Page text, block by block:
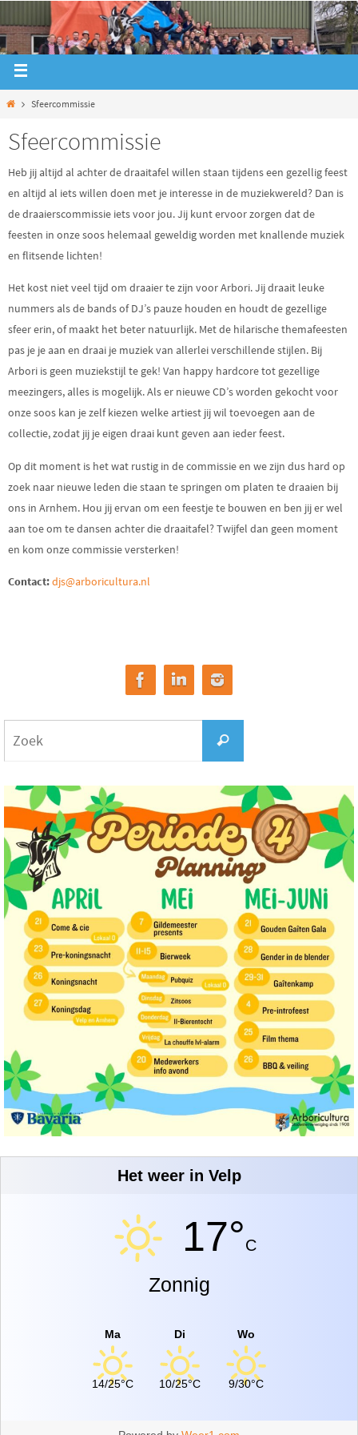
Sfeercommissie
Sfeercommissie
Heb jij altijd al achter de draaitafel willen staan tijdens een gezellig feest
en altijd al iets willen doen met je interesse in de muziekwereld? Dan is
de draaierscommissie iets voor jou. Jij kunt ervoor zorgen dat de
feesten in onze soos helemaal geweldig worden met knallende muziek
en flitsende lichten!
Het kost niet veel tijd om draaier te zijn voor Arbori. Jij draait leuke
nummers als de bands of DJ’s pauze houden en houdt de gezellige
sfeer erin, of maakt het beter natuurlijk. Met de hilarische themafeesten
pas je je aan en draai je muziek van allerlei verschillende stijlen. Bij
Arbori is geen muziekstijl te gek! Van happy hardcore tot gezellige
meezingers, alles is mogelijk. Als er nieuwe CD’s worden gekocht voor
onze soos kan je zelf kiezen welke artiest jij wil toevoegen aan de
collectie, zodat jij je eigen draai kunt geven aan ieder feest.
Op dit moment is het wat rustig in de commissie en we zijn dus hard op
zoek naar nieuwe leden die staan te springen om platen te draaien bij
ons in Arnhem. Hou jij ervan om een feestje te bouwen en ben jij er wel
aan toe om te dansen achter die draaitafel? Twijfel dan geen moment
en kom onze commissie versterken!
Contact:djs@arboricultura.nl
Het weer in Velp
17°C
Zonnig
Ma
14/25°C
Di
10/25°C
Wo
9/30°C